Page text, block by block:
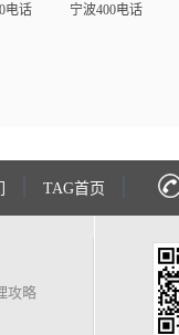
电话 宁波400电话
TAG首页
攻略